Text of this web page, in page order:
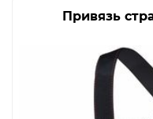
Привязь